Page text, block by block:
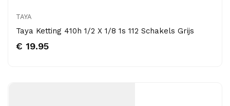
TAYA
Taya Ketting 410h 1/2 X 1/8 1s 112 Schakels Grijs
€ 19.95